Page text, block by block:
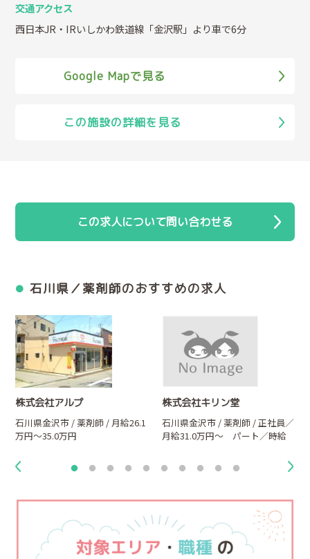
交通アクセス
西日本JR・IRいしかわ鉄道線「金沢駅」より車で6分
Google Mapで見る
この施設の詳細を見る
この求人について問い合わせる
石川県／薬剤師のおすすめの求人
株式会社アルプ
石川県金沢市 / 薬剤師 / 月給26.1
万円～35.0万円
株式会社キリン堂
石川県金沢市 / 薬剤師 / 正社員／
月給31.0万円～ パート／時給